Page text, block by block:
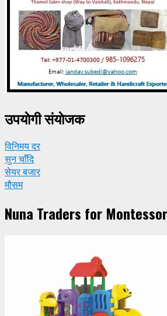
उपयाेगी संयाेजक
विनिमय दर
सुन चाँदि
सेयर बजार
मौसम
Nuna Traders for